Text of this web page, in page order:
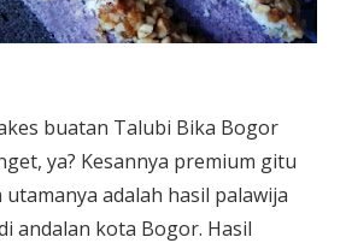
buatan Talubi Bika Bogor
ya? Kesannya premium gitu
utamanya adalah hasil palawija
andalan kota Bogor. Hasil